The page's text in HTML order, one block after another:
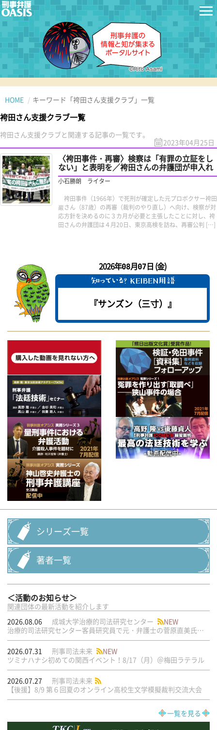
HOME キーワード「袴田さん支援クラブ」一覧
袴田さん支援クラブ一覧
袴田さん支援クラブと関連する記事の一覧です。
2023年04月25日
〈袴田事件・再審〉検察は「有罪の立証をし
ない」と表明を／袴田さんの弁護団が申入れ
小石勝朗 ライター
袴田事件（1966年）で死刑が確定した元プロボクサー袴田
巖さん（87歳）の再審（裁判のやり直し）へ向け、検察が対
応方針を決めるのに３カ月が必要と主張したことに対し、袴
田さんの弁護団は４月20日、東京高検を訪ね、再審公判 […]
2026年08月07日 (金)
『サンズン（三寸）』
シリーズ一覧
著者一覧
＜活動のお知らせ＞
関連団体の最新活動を紹介します
2026.08.06
成城大学治療的司法研究センター
NEW
治療的司法研究センター客員研究員で元・弁護士の菅原直美氏の論文が公刊されました
2026.07.31 刑事司法未来
NEW
ツミナハナシ初めての関西イベント！8/17（月）＠梅田ラテラル
2026.07.27
刑事司法未来
【後援】8/9 第６回夏のオンライン高校生文学模擬裁判交流大会
一覧を見る